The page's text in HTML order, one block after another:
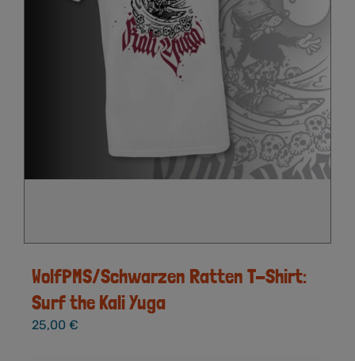
WolfPMS/Schwarzen Ratten T-Shirt:
Surf the Kali Yuga
25,00 €